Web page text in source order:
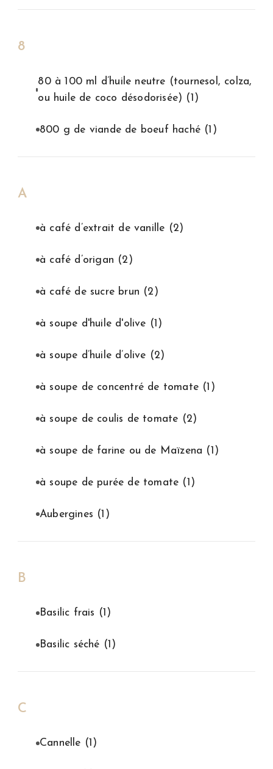
8
80 à 100 ml d’huile neutre (tournesol, colza,
ou huile de coco désodorisée) (1)
800 g de viande de boeuf haché (1)
A
à café d’extrait de vanille (2)
à café d’origan (2)
à café de sucre brun (2)
à soupe d'huile d'olive (1)
à soupe d’huile d’olive (2)
à soupe de concentré de tomate (1)
à soupe de coulis de tomate (2)
à soupe de farine ou de Maïzena (1)
à soupe de purée de tomate (1)
Aubergines (1)
B
Basilic frais (1)
Basilic séché (1)
C
Cannelle (1)